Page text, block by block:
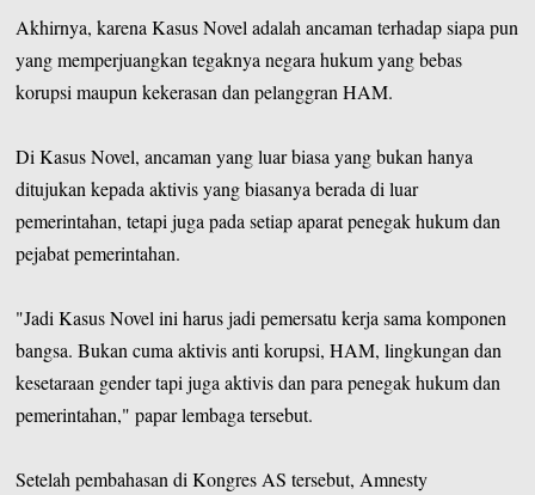
Akhirnya, karena Kasus Novel adalah ancaman terhadap siapa pun
yang memperjuangkan tegaknya negara hukum yang bebas
korupsi maupun kekerasan dan pelanggran HAM.
Di Kasus Novel, ancaman yang luar biasa yang bukan hanya
ditujukan kepada aktivis yang biasanya berada di luar
pemerintahan, tetapi juga pada setiap aparat penegak hukum dan
pejabat pemerintahan.
"Jadi Kasus Novel ini harus jadi pemersatu kerja sama komponen
bangsa. Bukan cuma aktivis anti korupsi, HAM, lingkungan dan
kesetaraan gender tapi juga aktivis dan para penegak hukum dan
pemerintahan," papar lembaga tersebut.
Setelah pembahasan di Kongres AS tersebut, Amnesty